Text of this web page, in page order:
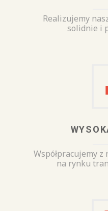
Realizujemy
solidnie i
Współpracujemy
na rynku